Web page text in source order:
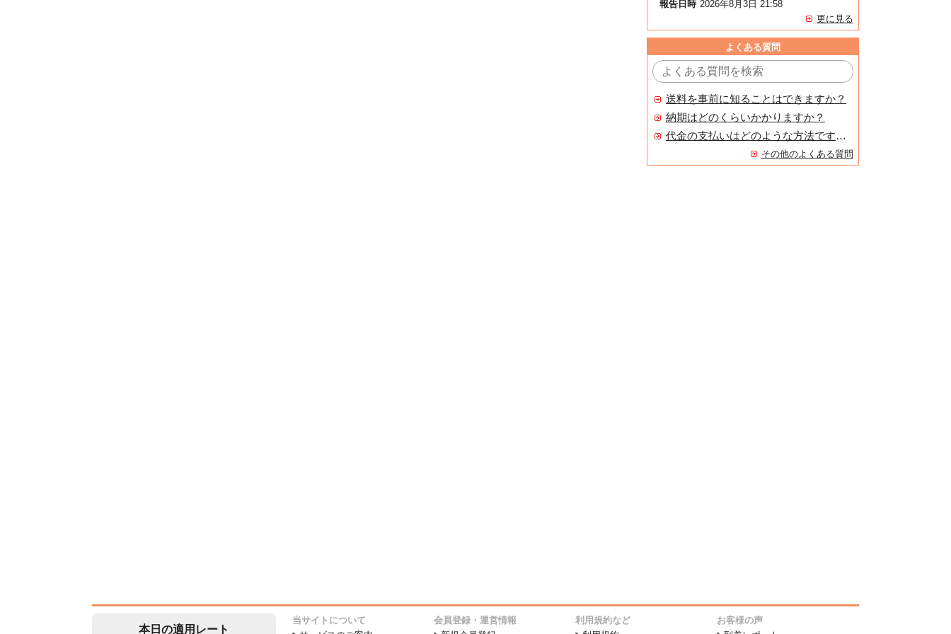
報告日時 2026年8月3日 21:58
更に見る
よくある質問
送料を事前に知ることはできますか？
納期はどのくらいかかりますか？
代金の支払いはどのような方法ですか？
その他のよくある質問
本日の適用レート
当サイトについて
会員登録・運営情報
利用規約など
お客様の声